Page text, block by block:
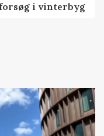
i vinterbyg